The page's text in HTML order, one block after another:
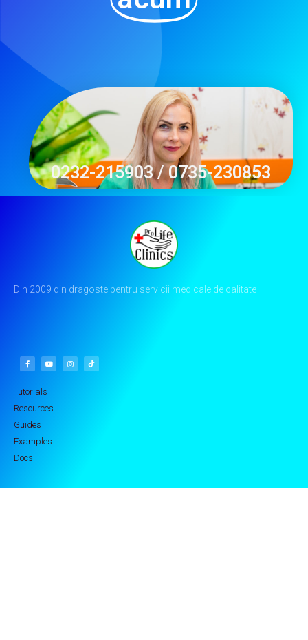
0232-215903 / 0735-230853
Din 2009 din dragoste pentru servicii medicale de calitate
Tutorials
Resources
Guides
Examples
Docs